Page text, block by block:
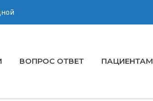
ВОПРОС ОТВЕТ ПАЦИЕНТАМ